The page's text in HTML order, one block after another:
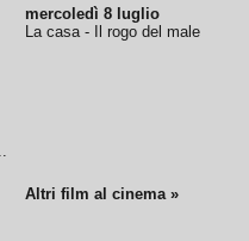
mercoledì 8 luglio
La casa - Il rogo del male
Altri film al cinema »